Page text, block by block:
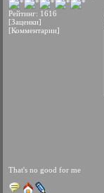
Рейтинг: 1616
[Заценки]
[Комментарии]
That's no good for me